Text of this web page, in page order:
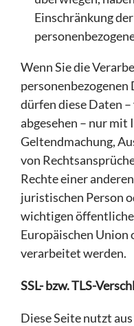
Einschränkung
Wenn Sie die
personenbezogenen
dürfen diese Daten
abgesehen – nur
Geltendmachung,
von
Rechte einer
juristischen Person
wichtigen
Europäischen
verarbeitet werden.
SSL- bzw. TLS-
Diese Seite nutzt